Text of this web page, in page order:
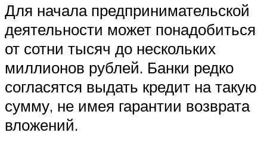
Для начала предпринимательской
деятельности может понадобиться
от сотни тысяч до нескольких
миллионов рублей. Банки редко
согласятся выдать кредит на такую
сумму, не имея гарантии возврата
вложений.